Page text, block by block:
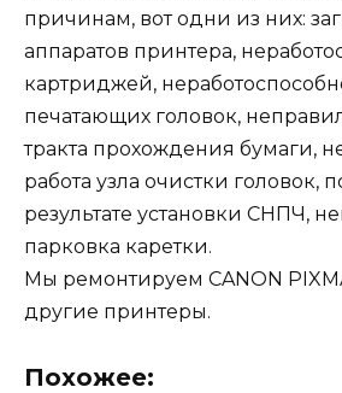
причинам, вот одни из них:
аппаратов принтера,
картриджей,
печатающих головок,
тракта прохождения бумаги,
работа узла очистки головок,
результате установки СНПЧ,
парковка каретки.
Мы ремонтируем CANON
другие принтеры.
Похожее: